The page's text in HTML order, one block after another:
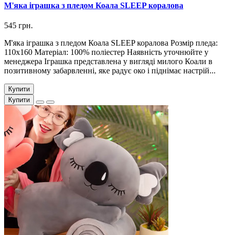
М'яка іграшка з пледом Коала SLEEP коралова
545 грн.
М'яка іграшка з пледом Коала SLEEP коралова Розмір пледа:
110х160 Матеріал: 100% поліестер Наявність уточнюйте у
менеджера Іграшка представлена ​​у вигляді милого Коали в
позитивному забарвленні, яке радує око і піднімає настрій...
Купити
Купити